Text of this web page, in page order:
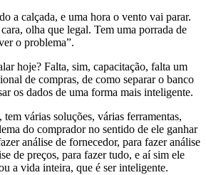
a calçada, e uma hora o vento vai parar.
olha que legal. Tem uma porrada de
o problema”.
hoje? Falta, sim, capacitação, falta um
de compras, de como separar o banco
os dados de uma forma mais inteligente.
várias soluções, várias ferramentas,
do comprador no sentido de ele ganhar
análise de fornecedor, para fazer análise
de preços, para fazer tudo, e aí sim ele
a vida inteira, que é ser inteligente.